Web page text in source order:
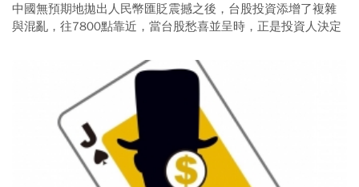
中國無預期地拋出人民幣匯貶震撼之後，台股投資添增了複雜
與混亂，往7800點靠近，當台股愁喜並呈時，正是投資人決定